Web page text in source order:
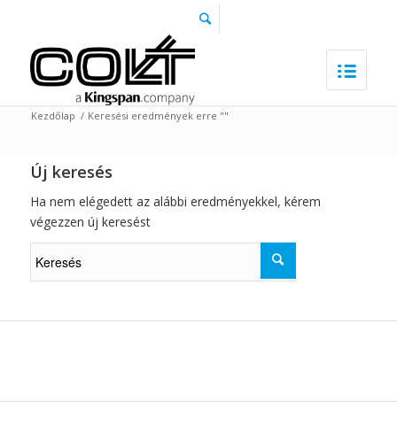
Kezdőlap / Keresési eredmények erre ""
Új keresés
Ha nem elégedett az alábbi eredményekkel, kérem
végezzen új keresést